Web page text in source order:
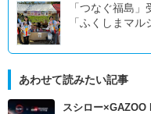
「つなぐ福島
「ふくしまマル
あわせて読みたい記事
スシロー